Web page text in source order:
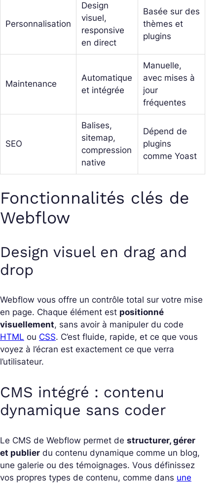
Personnalisation
Design
visuel,
responsive
en direct
Basée sur des
thèmes et
plugins
Maintenance
Automatique
et intégrée
Manuelle,
avec mises à
jour
fréquentes
SEO
Balises,
sitemap,
compression
native
Dépend de
plugins
comme Yoast
Fonctionnalités clés de
Webflow
Design visuel en drag and
drop
Webflow vous offre un contrôle total sur votre mise
en page. Chaque élément est positionné
visuellement, sans avoir à manipuler du code
HTML ou CSS. C’est fluide, rapide, et ce que vous
voyez à l’écran est exactement ce que verra
l’utilisateur.
CMS intégré : contenu
dynamique sans coder
Le CMS de Webflow permet de structurer, gérer
et publier du contenu dynamique comme un blog,
une galerie ou des témoignages. Vous définissez
vos propres types de contenu, comme dans une